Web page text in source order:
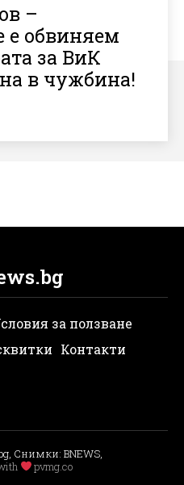
–
е обвиняем
за ВиК
в чужбина!
за ползване
Контакти
Снимки: BNEWS,
pvmg.co